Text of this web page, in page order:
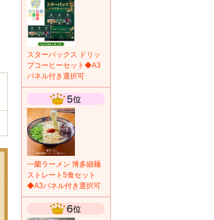
スターバックス ドリッ
プコーヒーセット◆A3
パネル付き選択可
一蘭ラーメン 博多細麺
ストレート5食セット
◆A3パネル付き選択可